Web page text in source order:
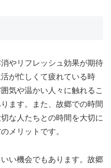
やリフレッシュ効果が期待
が忙しくて疲れている時
気や温かい人々に触れるこ
ます。また、故郷での時間
な人たちとの時間を大切に
メリットです。
い機会でもあります。故郷